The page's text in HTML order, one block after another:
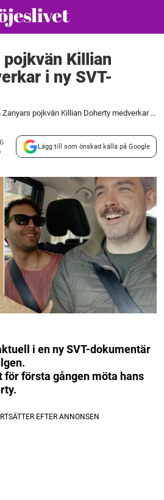
pojkvän Killian
i ny SVT-
Darin Zanyars pojkvän Killian Doherty medverkar i ny SVT-dokumentär
Lägg till som önskad källa på Google
i en ny SVT-dokumentär
för första gången möta hans